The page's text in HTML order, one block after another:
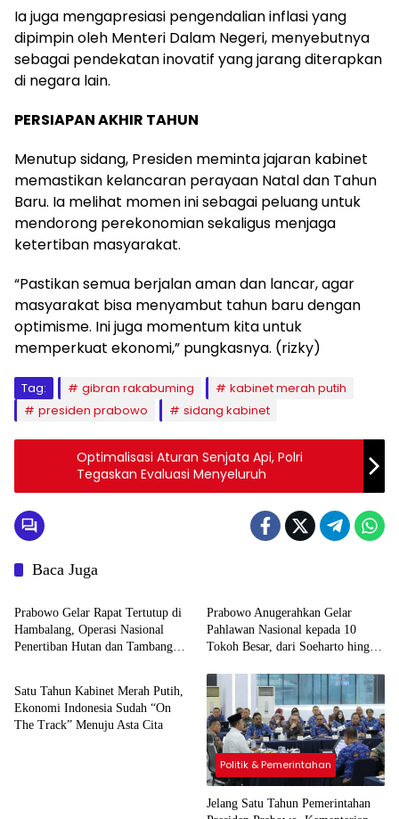
Ia juga mengapresiasi pengendalian inflasi yang
dipimpin oleh Menteri Dalam Negeri, menyebutnya
sebagai pendekatan inovatif yang jarang diterapkan
di negara lain.
PERSIAPAN AKHIR TAHUN
Menutup sidang, Presiden meminta jajaran kabinet
memastikan kelancaran perayaan Natal dan Tahun
Baru. Ia melihat momen ini sebagai peluang untuk
mendorong perekonomian sekaligus menjaga
ketertiban masyarakat.
“Pastikan semua berjalan aman dan lancar, agar
masyarakat bisa menyambut tahun baru dengan
optimisme. Ini juga momentum kita untuk
memperkuat ekonomi,” pungkasnya. (rizky)
Tag: gibran rakabuming
kabinet merah putih
presiden prabowo
sidang kabinet
Optimalisasi Aturan Senjata Api, Polri
Tegaskan Evaluasi Menyeluruh
Baca Juga
Berita Utama
Prabowo Gelar Rapat Tertutup di
Hambalang, Operasi Nasional
Penertiban Hutan dan Tambang
Prabowo Anugerahkan Gelar
Pahlawan Nasional kepada 10
Tokoh Besar, dari Soeharto hingga
Politik & Pemerintahan
Satu Tahun Kabinet Merah Putih,
Ekonomi Indonesia Sudah “On
The Track” Menuju Asta Cita
Politik & Pemerintahan
Jelang Satu Tahun Pemerintahan